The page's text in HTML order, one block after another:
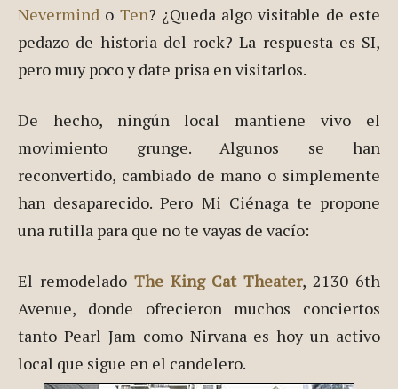
Nevermind o Ten? ¿Queda algo visitable de este
pedazo de historia del rock? La respuesta es SI,
pero muy poco y date prisa en visitarlos.
De hecho, ningún local mantiene vivo el
movimiento grunge. Algunos se han
reconvertido, cambiado de mano o simplemente
han desaparecido. Pero Mi Ciénaga te propone
una rutilla para que no te vayas de vacío:
El remodelado The King Cat Theater, 2130 6th
Avenue, donde ofrecieron muchos conciertos
tanto Pearl Jam como Nirvana es hoy un activo
local que sigue en el candelero.